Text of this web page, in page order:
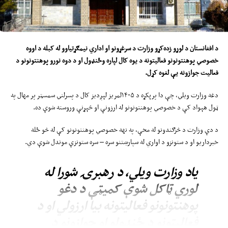
د افغانستان د لوړو زده‌کړو وزارت د سرغړونو او اداري نیمګړتیاوو لهکبله د اووه
خصوصي پوهنتونونو فعالیتونه د یوه کال لپارهوځنډول او د دوهنورو پوهنتونونو د
فعالیت جوازونه یې لغوه کړل.
دغه وزارت ویلي، چې دا پرېکړه د ۱۴۰۵لمریز لېږدیز کال د پسرلني سمسټر پر مهال په
ټول هېواد کې د خصوصي پوهنتونونو له ارزونې او څېړنې وروسته شوې ده.
د دې وزارت د څرګندونو له مخې، په نهه خصوصي پوهنتونونو کې له څو ځله
خبرداریو او د ستونزو د اواري له سپارښتنو سره – سره ستونزې موندل شوې دي.
یاد وزارت ویلي، د رهبرۍ شورا له
لوري ټاکل شوې کمیټې د دغو
پوهنتونونو فعالیتونه بیا ارزولي او د